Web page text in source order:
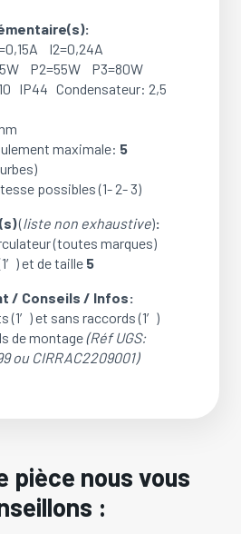
I2=0,24A
P2=55W P3=80W
IP44 Condensateur: 2,5
maximale: 5
possibles (1- 2- 3)
(liste non exhaustive):
(toutes marques)
et de taille 5
/ Conseils / Infos:
(1′) et sans raccords (1′)
de montage(Réf UGS:
ou CIRRAC2209001)
pièce nous vous
: